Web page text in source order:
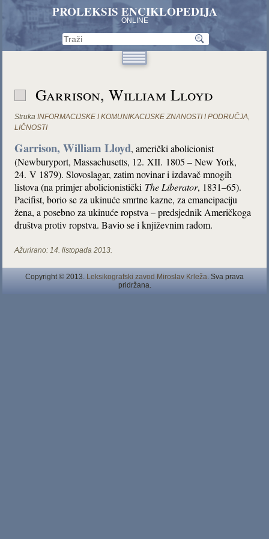
PROLEKSIS ENCIKLOPEDIJA
ONLINE
Garrison, William Lloyd
Struka INFORMACIJSKE I KOMUNIKACIJSKE ZNANOSTI I PODRUČJA,
LIČNOSTI
Garrison, William Lloyd, američki abolicionist
(Newburyport, Massachusetts, 12. XII. 1805 – New York,
24. V 1879). Slovoslagar, zatim novinar i izdavač mnogih
listova (na primjer abolicionistički The Liberator, 1831–65).
Pacifist, borio se za ukinuće smrtne kazne, za emancipaciju
žena, a posebno za ukinuće ropstva – predsjednik Američkoga
društva protiv ropstva. Bavio se i književnim radom.
Ažurirano: 14. listopada 2013.
Copyright © 2013. Leksikografski zavod Miroslav Krleža. Sva prava
pridržana.